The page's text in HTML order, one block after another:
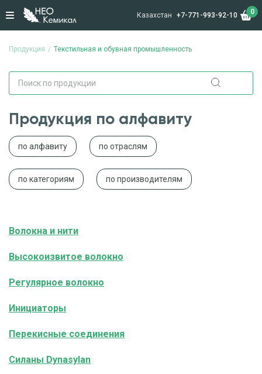
Казахстан +7-771-993-92-10 0
Продукция Текстильная и обувная промышленность
Продукция по алфавиту
по алфавиту по отраслям
по категориям по производителям
Волокна и нити
Высокоизвитое волокно
Регулярное волокно
Инициаторы
Перекисные соединения
Силаны Dynasylan